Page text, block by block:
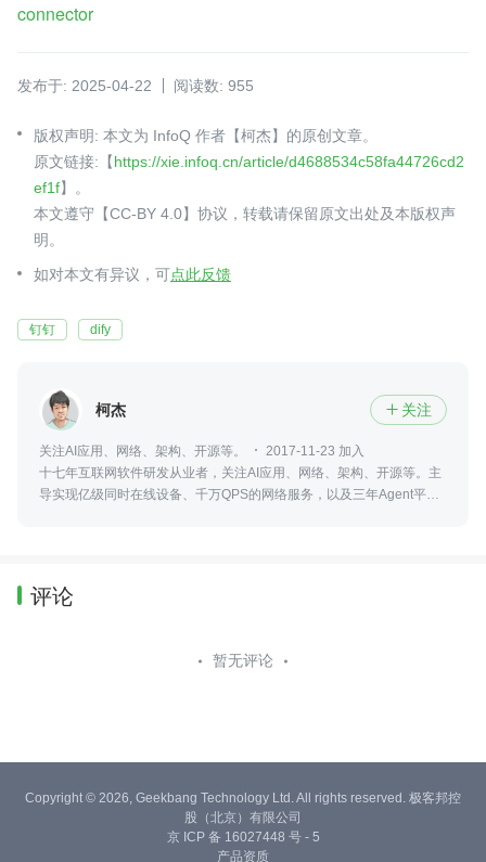
connector
发布于: 2025-04-22 阅读数: 955
版权声明: 本文为 InfoQ 作者【柯杰】的原创文章。
原文链接:【https://xie.infoq.cn/article/d4688534c58fa44726cd2
ef1f】。
本文遵守【CC-BY 4.0】协议，转载请保留原文出处及本版权声
明。
如对本文有异议，可点此反馈
钉钉 dify
柯杰  关注
关注AI应用、网络、架构、开源等。
2017-11-23 加入
十七年互联网软件研发从业者，关注AI应用、网络、架构、开源等。主
导实现亿级同时在线设备、千万QPS的网络服务，以及三年Agent平台
评论
暂无评论
Copyright © 2026, Geekbang Technology Ltd. All rights reserved. 极客邦控
股（北京）有限公司
京 ICP 备 16027448 号 - 5
产品资质